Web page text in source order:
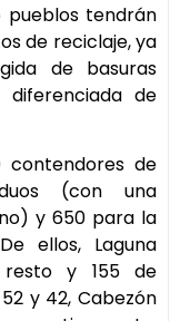
pueblos tendrán
de reciclaje, ya
de basuras
de
de
(con una
y 650 para la
ellos, Laguna
resto y 155 de
y 42, Cabezón